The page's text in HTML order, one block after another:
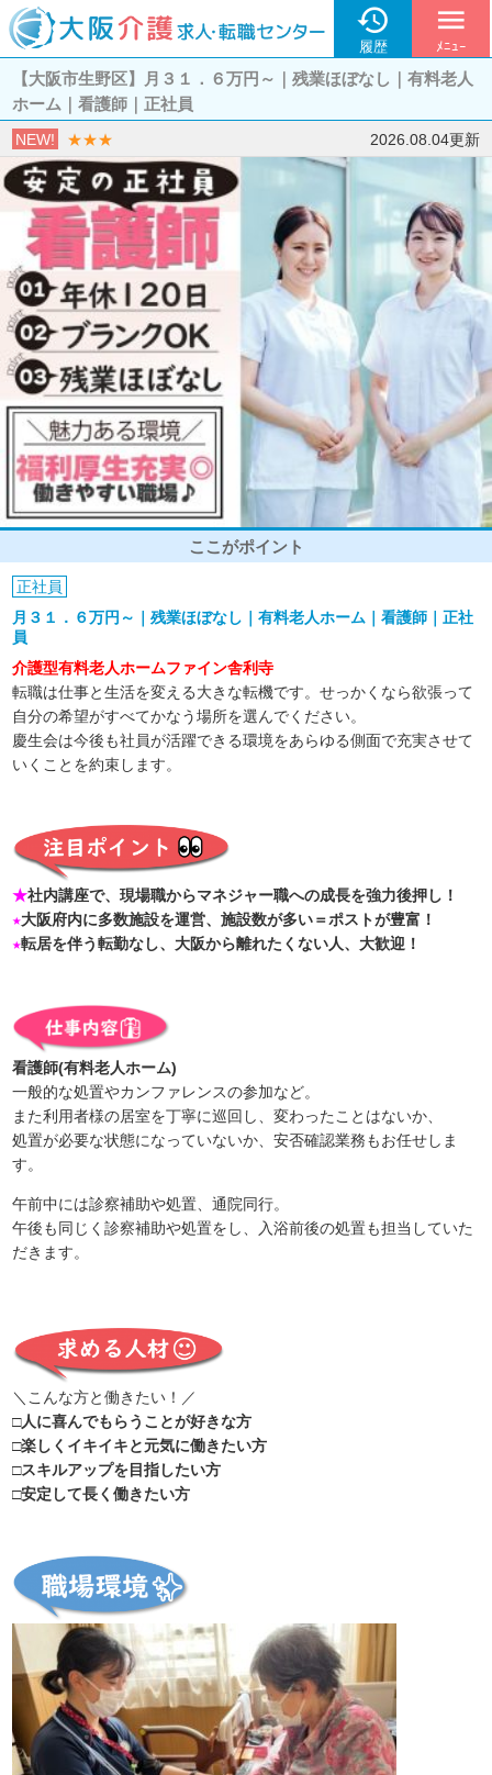

履歴
menu
ﾒﾆｭｰ
【大阪市生野区】月３１．６万円～｜残業ほぼなし｜有料老人
ホーム｜看護師｜正社員
NEW! ★★★ 2026.08.04更新
ここがポイント
正社員
月３１．６万円～｜残業ほぼなし｜有料老人ホーム｜看護師｜正社
員
介護型有料老人ホームファイン舎利寺
転職は仕事と生活を変える大きな転機です。せっかくなら欲張って
自分の希望がすべてかなう場所を選んでください。
慶生会は今後も社員が活躍できる環境をあらゆる側面で充実させて
いくことを約束します。
★社内講座で、現場職からマネジャー職への成長を強力後押し！
★大阪府内に多数施設を運営、施設数が多い＝ポストが豊富！
★転居を伴う転勤なし、大阪から離れたくない人、大歓迎！
看護師(有料老人ホーム)
一般的な処置やカンファレンスの参加など。
また利用者様の居室を丁寧に巡回し、変わったことはないか、
処置が必要な状態になっていないか、安否確認業務もお任せしま
す。
午前中には診察補助や処置、通院同行。
午後も同じく診察補助や処置をし、入浴前後の処置も担当していた
だきます。
＼こんな方と働きたい！／
□人に喜んでもらうことが好きな方
□楽しくイキイキと元気に働きたい方
□スキルアップを目指したい方
□安定して長く働きたい方